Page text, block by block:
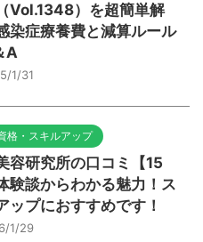
Vol.1348）を超簡単解
染症療養費と減算ルール
A
1/31
格・スキルアップ
容研究所の口コミ【15
験談からわかる魅力！ス
ップにおすすめです！
1/29